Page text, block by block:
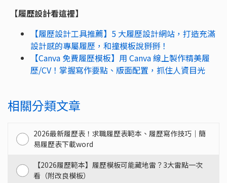
【履歷設計看這裡】
【履歷設計工具推薦】5 大履歷設計網站，打造充滿
設計感的專屬履歷，和撞模板說掰掰！
【Canva 免費履歷模板】用 Canva 線上製作精美履
歷/CV！掌握寫作要點、版面配置，抓住人資目光
相關分類文章
2026最新履歷表！求職履歷表範本、履歷寫作技巧｜簡
易履歷表下載word
【2026履歷範本】履歷模板可能藏地雷？3大雷點一次
看（附改良模板）